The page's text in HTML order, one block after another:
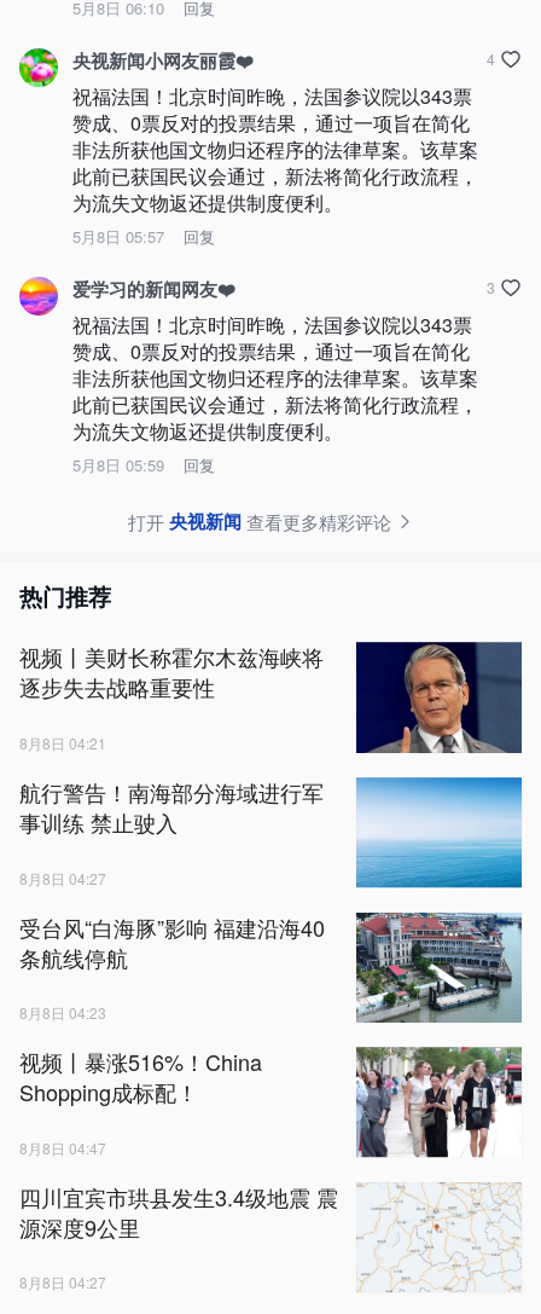
5月8日 06:10 回复
央视新闻小网友丽霞❤️
祝福法国！北京时间昨晚，法国参议院以343票
赞成、0票反对的投票结果，通过一项旨在简化
非法所获他国文物归还程序的法律草案。该草案
此前已获国民议会通过，新法将简化行政流程，
为流失文物返还提供制度便利。
5月8日 05:57 回复
4
爱学习的新闻网友❤️
祝福法国！北京时间昨晚，法国参议院以343票
赞成、0票反对的投票结果，通过一项旨在简化
非法所获他国文物归还程序的法律草案。该草案
此前已获国民议会通过，新法将简化行政流程，
为流失文物返还提供制度便利。
5月8日 05:59 回复
3
打开央视新闻查看更多精彩评论
热门推荐
视频丨美财长称霍尔木兹海峡将
逐步失去战略重要性
8月8日 04:21
航行警告！南海部分海域进行军
事训练 禁止驶入
8月8日 04:27
受台风“白海豚”影响 福建沿海40
条航线停航
8月8日 04:23
视频丨暴涨516%！China
Shopping成标配！
8月8日 04:47
四川宜宾市珙县发生3.4级地震 震
源深度9公里
8月8日 04:27